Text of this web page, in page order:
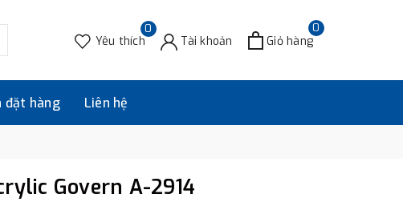
0
Yêu thích Tài khoản
0
Giỏ hàng
đặt hàng Liên hệ
Govern A-2914